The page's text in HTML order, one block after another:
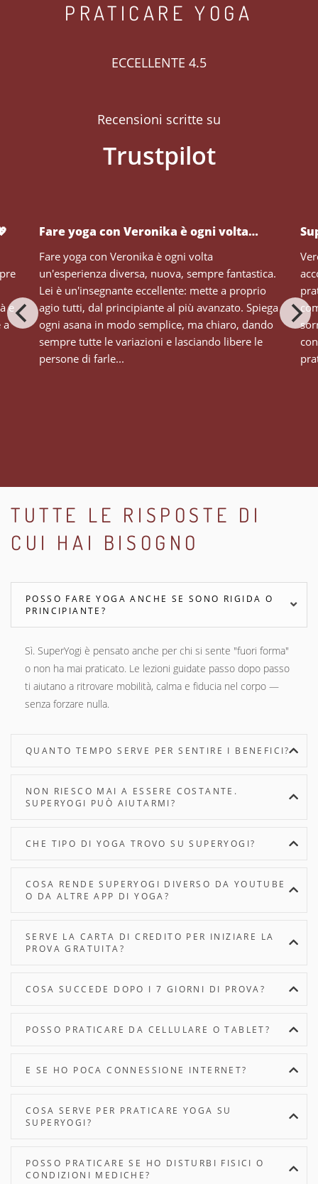
PRATICARE YOGA
ECCELLENTE 4.5
Recensioni scritte su
Fare yoga con Veronika è ogni volta…
Fare yoga con Veronika è ogni volta
un'esperienza diversa, nuova, sempre fantastica.
Lei è un'insegnante eccellente: mette a proprio
agio tutti, dal principiante al più avanzato. Spiega
ogni asana in modo semplice, ma chiaro, dando
sempre tutte le variazioni e lasciando libere le
persone di farle...
e
a
TUTTE LE RISPOSTE DI
CUI HAI BISOGNO
POSSO FARE YOGA ANCHE SE SONO RIGIDA O
PRINCIPIANTE?
Sì. SuperYogi è pensato anche per chi si sente "fuori forma"
o non ha mai praticato. Le lezioni guidate passo dopo passo
ti aiutano a ritrovare mobilità, calma e fiducia nel corpo —
senza forzare nulla.
QUANTO TEMPO SERVE PER SENTIRE I BENEFICI?
NON RIESCO MAI A ESSERE COSTANTE.
SUPERYOGI PUÒ AIUTARMI?
CHE TIPO DI YOGA TROVO SU SUPERYOGI?
COSA RENDE SUPERYOGI DIVERSO DA YOUTUBE
O DA ALTRE APP DI YOGA?
SERVE LA CARTA DI CREDITO PER INIZIARE LA
PROVA GRATUITA?
COSA SUCCEDE DOPO I 7 GIORNI DI PROVA?
POSSO PRATICARE DA CELLULARE O TABLET?
E SE HO POCA CONNESSIONE INTERNET?
COSA SERVE PER PRATICARE YOGA SU
SUPERYOGI?
POSSO PRATICARE SE HO DISTURBI FISICI O
CONDIZIONI MEDICHE?